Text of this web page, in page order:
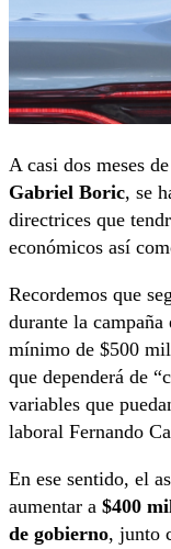
A casi dos meses
Gabriel Boric, se
directrices que
económicos así
Recordemos que
durante la
mínimo de $500
que dependerá de
variables que
laboral Fernando
En ese sentido, el
aumentar a $400
de gobierno, junto